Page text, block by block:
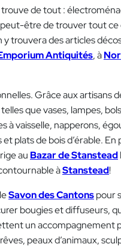
de tout :
être de trouver tout ce
y trouvera des articles
Antiquités, à
Grâce aux artisans
que vases, lampes,
à vaisselle, napperons,
plats de bois d’érable.
au Bazar de Stanstead
àStanstead!
Savon des Cantonspour
bougies et diffuseurs,
un accompagnement
peaux d’animaux,